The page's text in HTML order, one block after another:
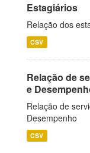
Estagiários
Relação dos
CSV
Relação de
e
Relação de
Desempenho
CSV